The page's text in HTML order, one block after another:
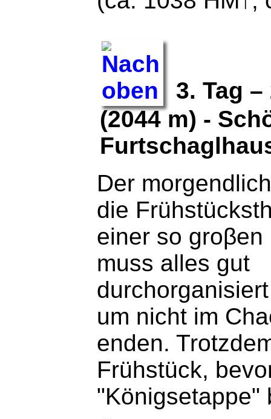
3. Tag
(2044 m) -
Der
die
einer so groβen
muss alles gut
um nicht im
enden.
Frühstück,
"Königsetappe"